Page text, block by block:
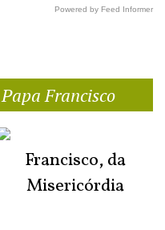
Powered by Feed Informer
Papa Francisco
Francisco, da
Misericórdia